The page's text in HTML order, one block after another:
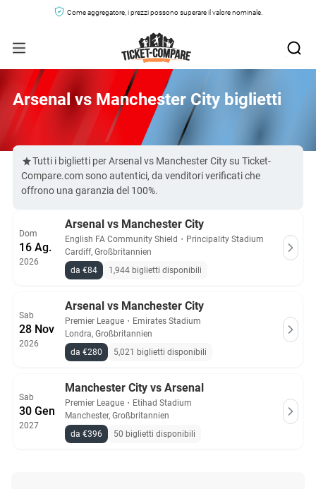
Come aggregatore, i prezzi possono superare il valore nominale.
Arsenal vs Manchester City biglietti
Tutti i biglietti per Arsenal vs Manchester City su Ticket-
Compare.com sono autentici, da venditori verificati che
offrono una garanzia del 100%.
Dom
16 Ag.
2026
Arsenal vs Manchester City
English FA Community Shield ・ Principality Stadium
Cardiff, Großbritannien
da €84
1,944 biglietti disponibili
Sab
28 Nov
2026
Arsenal vs Manchester City
Premier League ・ Emirates Stadium
Londra, Großbritannien
da €280
5,021 biglietti disponibili
Sab
30 Gen
2027
Manchester City vs Arsenal
Premier League ・ Etihad Stadium
Manchester, Großbritannien
da €396
50 biglietti disponibili